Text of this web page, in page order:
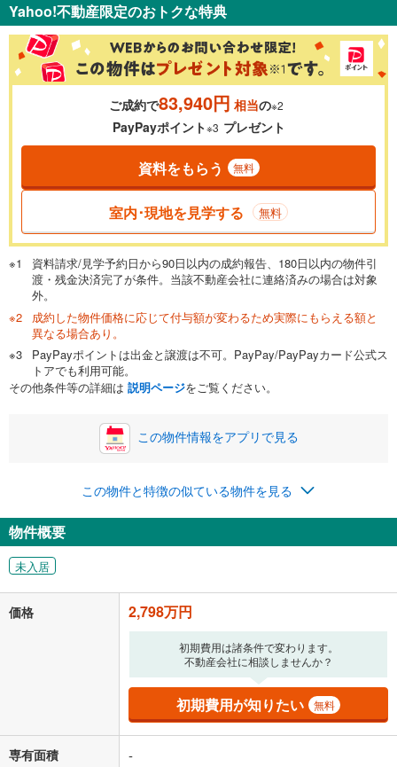
金利 ％
0.01%
一般的には最長35年まで借り入れ可能です。多くの金融機関
が完済時の年齢は80歳までを条件としています。
閉じる
頭金 万円
0万円 2,798万円
自己資金から住宅購入にかけられる金額を入力してくださ
い。一般的には物件価格の2割までが目安です。
閉じる
ボーナス
万円
0円
ナス時の増額分（1回分）を入力してください。
ボーナス払いの限度額は金融機関によって異なります。
閉じる
月々の返済額
る値は、実際の金融機関等における貸出金利とは何ら関係がなく、実際
の金融機関等における貸出金利を何ら保証するものではありません。返
済方法「元利均等返済」にて算出しております。入力された金利を35年
適用した場合の計算結果を表示しています。
その他月額費用や、初期費用がかかります。ご注意ください。実際にお
借り入れの際は各金融機関等に、必ずご自身でご確認をお願いいたしま
条件によってお借り入れができないことがあります。
Yahoo!不動産限定のおトクな特典
ご成約で83,940円 相当の※2
PayPayポイント※3 プレゼント
資料をもらう 無料
室内･現地を見学する 無料
資料請求/見学予約日から90日以内の成約報告、180日以内の物件引
渡・残金決済完了が条件。当該不動産会社に連絡済みの場合は対象
外。
成約した物件価格に応じて付与額が変わるため実際にもらえる額と
異なる場合あり。
PayPayポイントは出金と譲渡は不可。PayPay/PayPayカード公式ス
トアでも利用可能。
その他条件等の詳細は 説明ページをご覧ください。
この物件情報をアプリで見る
この物件と特徴の似ている物件を見る
物件概要
未入居
価格 2,798万円
初期費用は諸条件で変わります。
不動産会社に相談しませんか？
初期費用が知りたい 無料
専有面積 -